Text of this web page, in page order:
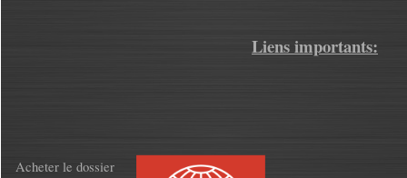
Liens importants:
Acheter le dossier